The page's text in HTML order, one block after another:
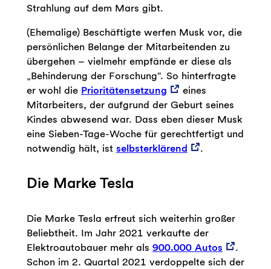
Strahlung auf dem Mars gibt.
(Ehemalige) Beschäftigte werfen Musk vor, die
persönlichen Belange der Mitarbeitenden zu
übergehen – vielmehr empfände er diese als
„Behinderung der Forschung“. So hinterfragte
er wohl die Prioritätensetzung
eines
Mitarbeiters, der aufgrund der Geburt seines
Kindes abwesend war. Dass eben dieser Musk
eine Sieben-Tage-Woche für gerechtfertigt und
notwendig hält, ist selbsterklärend .
Die Marke Tesla
Die Marke Tesla erfreut sich weiterhin großer
Beliebtheit. Im Jahr 2021 verkaufte der
Elektroautobauer mehr als 900.000 Autos
.
Schon im 2. Quartal 2021 verdoppelte sich der